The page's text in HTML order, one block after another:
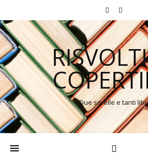
Due sorelle e tanti libri